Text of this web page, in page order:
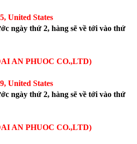
United States
ngày thứ 2, hàng sẽ về tới vào thứ
AN PHUOC CO.,LTD)
United States
ngày thứ 2, hàng sẽ về tới vào thứ
AN PHUOC CO.,LTD)